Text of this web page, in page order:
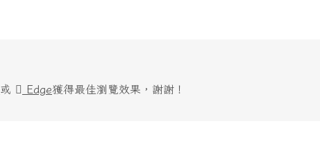
或 Edge獲得最佳瀏覽效果，謝謝！